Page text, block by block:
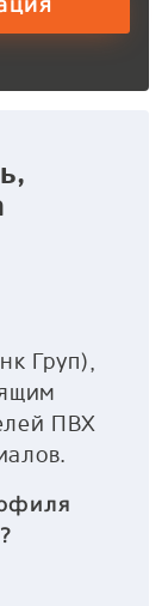
Груп),
ПВХ